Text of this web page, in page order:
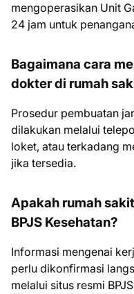
mengoperasikan Unit
24 jam untuk
Bagaimana cara
dokter di rumah
Prosedur pembuatan
dilakukan melalui
loket, atau terkadang
jika tersedia.
Apakah rumah
BPJS Kesehatan?
Informasi mengenai
perlu dikonfirmasi
melalui situs resmi